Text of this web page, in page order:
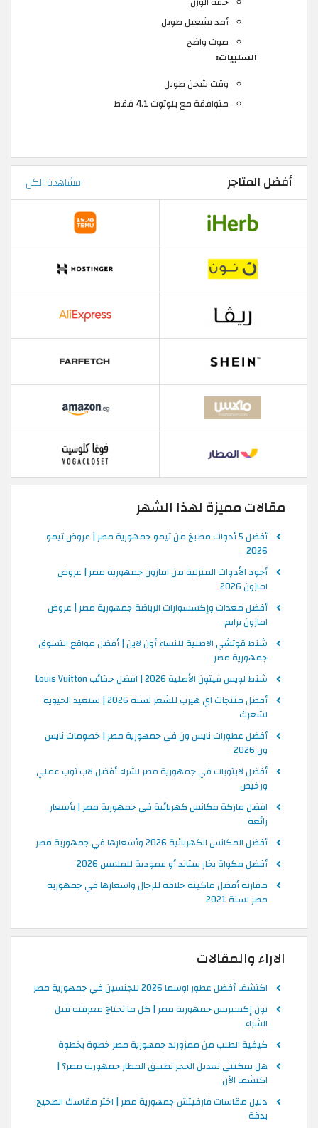
أمد تشغيل طويل
صوت واضح
السلبيات:
وقت شحن طويل
متوافقة مع بلوتوث 4.1 فقط
أفضل المتاجر مشاهدة الكل
مقالات مميزة لهذا الشهر
أفضل 5 أدوات مطبخ من تيمو جمهورية مصر | عروض تيمو
2026
أجود الأدوات المنزلية من امازون جمهورية مصر | عروض
امازون 2026
أفضل معدات وإكسسوارات الرياضة جمهورية مصر | عروض
امازون برايم
شنط قوتشي الاصلية للنساء أون لاين | أفضل مواقع التسوق
جمهورية مصر
شنط لويس فيتون الأصلية 2026 | افضل حقائب Louis Vuitton
أفضل منتجات اي هيرب للشعر لسنة 2026 | ستعيد الحيوية
لشعرك
أفضل عطورات نايس ون في جمهورية مصر | خصومات نايس
ون 2026
أفضل لابتوبات في جمهورية مصر لشراء أفضل لاب توب عملي
ورخيص
افضل ماركة مكانس كهربائية في جمهورية مصر | بأسعار
رائعة
أفضل المكانس الكهربائية 2026 وأسعارها في جمهورية مصر
أفضل مكواة بخار ستاند أو عمودية للملابس 2026
مقارنة أفضل ماكينة حلاقة للرجال واسعارها في جمهورية
مصر لسنة 2021
الاراء والمقالات
اكتشف أفضل عطور اوسما 2026 للجنسين في جمهورية مصر
نون إكسبريس جمهورية مصر | كل ما تحتاج معرفته قبل
الشراء
كيفية الطلب من ممزورلد جمهورية مصر خطوة بخطوة
هل يمكنني تعديل الحجز تطبيق المطار جمهورية مصر؟ |
اكتشف الآن
دليل مقاسات فارفيتش جمهورية مصر | اختر مقاسك الصحيح
بدقة